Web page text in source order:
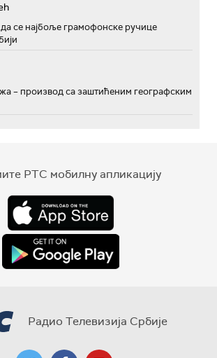
се најбоље грамофонске ручице
– производ са заштићеним географским
РТС мобилну апликацију
Радио Телевизија Србије